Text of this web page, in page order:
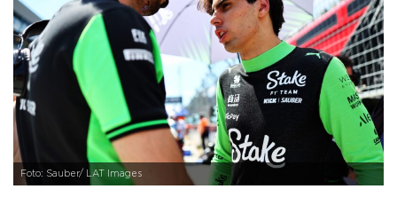
Foto: Sauber/ LAT Images